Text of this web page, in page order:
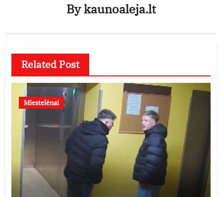
Bykaunoaleja.lt
Related Post
Miestelėnai